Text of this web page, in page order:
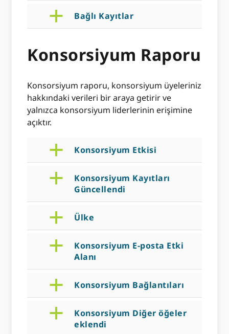
a Bağlı Kayıtlar
Konsorsiyum Raporu
Konsorsiyum raporu, konsorsiyum üyeleriniz
hakkındaki verileri bir araya getirir ve
yalnızca konsorsiyum liderlerinin erişimine
açıktır.
a Konsorsiyum Etkisi
a
Konsorsiyum Kayıtları
Güncellendi
a Ülke
a
Konsorsiyum E-posta Etki
Alanı
a Konsorsiyum Bağlantıları
a
Konsorsiyum Diğer öğeler
eklendi